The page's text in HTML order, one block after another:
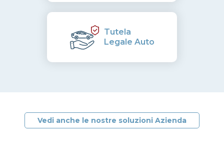
Tutela
Legale Auto
Vedi anche le nostre soluzioni Azienda